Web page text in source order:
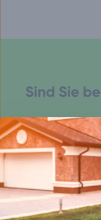
Sind Sie